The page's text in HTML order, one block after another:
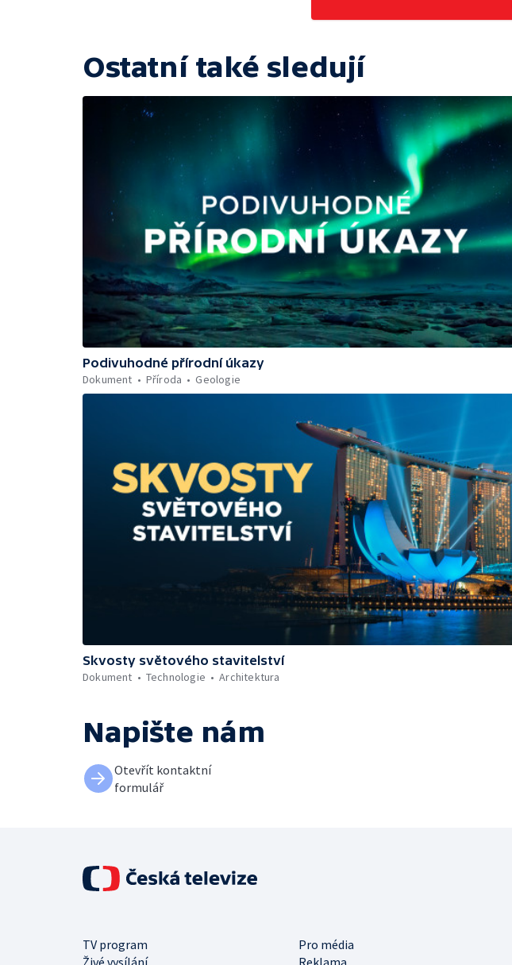
Ostatní také sledují
Podivuhodné přírodní úkazy
Dokument
Příroda Geologie
Skvosty světového stavitelství
Dokument
Technologie Architektura
Napište nám
Otevřít kontaktní
formulář
TV program
Pro média
Živé vysílání
Reklama